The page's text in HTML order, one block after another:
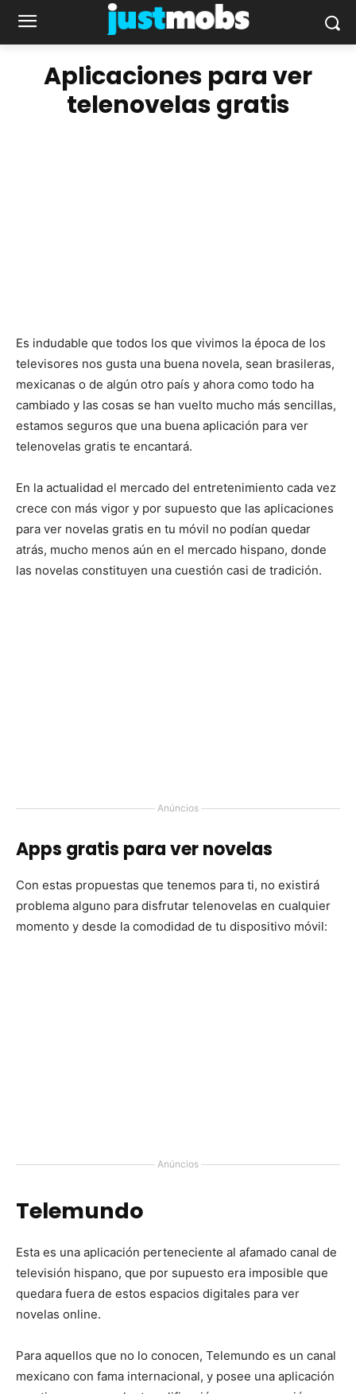
Aplicaciones para ver
telenovelas gratis
Es indudable que todos los que vivimos la época de los
televisores nos gusta una buena novela, sean brasileras,
mexicanas o de algún otro país y ahora como todo ha
cambiado y las cosas se han vuelto mucho más sencillas,
estamos seguros que una buena aplicación para ver
telenovelas gratis te encantará.
En la actualidad el mercado del entretenimiento cada vez
crece con más vigor y por supuesto que las aplicaciones
para ver novelas gratis en tu móvil no podían quedar
atrás, mucho menos aún en el mercado hispano, donde
las novelas constituyen una cuestión casi de tradición.
Anúncios
Apps gratis para ver novelas
Con estas propuestas que tenemos para ti, no existirá
problema alguno para disfrutar telenovelas en cualquier
momento y desde la comodidad de tu dispositivo móvil:
Anúncios
Telemundo
Esta es una aplicación perteneciente al afamado canal de
televisión hispano, que por supuesto era imposible que
quedara fuera de estos espacios digitales para ver
novelas online.
Para aquellos que no lo conocen, Telemundo es un canal
mexicano con fama internacional, y posee una aplicación